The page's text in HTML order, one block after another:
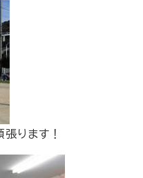
ります！